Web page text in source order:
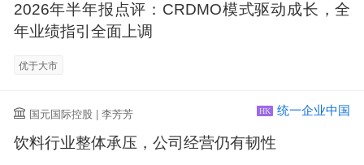
2026年半年报点评：CRDMO模式驱动成长，全
年业绩指引全面上调
优于大市
国元国际控股 | 李芳芳 HK 统一企业中国
饮料行业整体承压，公司经营仍有韧性